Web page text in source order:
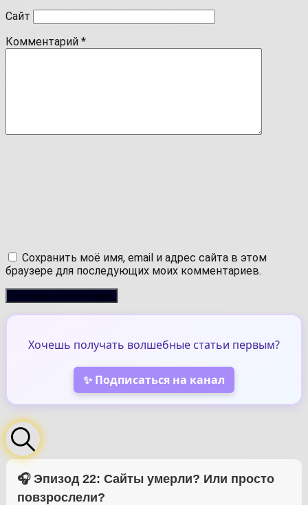
Сайт
Комментарий *
Сохранить моё имя, email и адрес сайта в этом
браузере для последующих моих комментариев.
Хочешь получать волшебные статьи первым?
✨ Подписаться на канал
🎧 Эпизод 22: Сайты умерли? Или просто
повзрослели?